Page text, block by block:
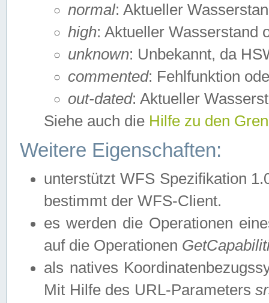
normal: Aktueller
high: Aktueller Wasserstand
unknown: Unbekannt, da
commented: Fehlfunktion
out-dated: Aktueller
Siehe auch die Hilfe zu den
Weitere Eigenschaften:
unterstützt WFS Spezifikation
bestimmt der WFS-Client.
es werden die Operationen
auf die Operationen
als natives
Mit Hilfe des URL-Parameters